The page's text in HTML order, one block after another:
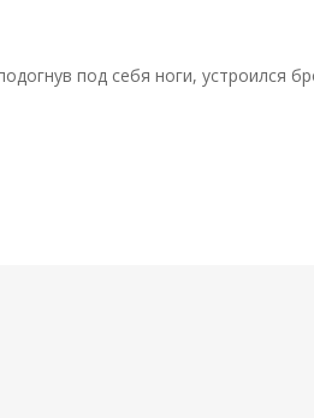
под себя ноги, устроился